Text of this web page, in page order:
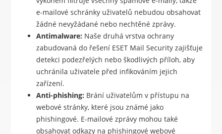
e-mailové schránky uživatelů nebudou obsahovat
žádné nevyžádané nebo nechtěné zprávy.
Antimalware: Naše druhá vrstva ochrany
zabudovaná do řešení ESET Mail Security zajišťuje
detekci podezřelých nebo škodlivých příloh, aby
uchránila uživatele před infikováním jejich
zařízení.
Anti-phishing: Brání uživatelům v přístupu na
webové stránky, které jsou známé jako
phishingové. E-mailové zprávy mohou také
obsahovat odkazy na phishingové webové